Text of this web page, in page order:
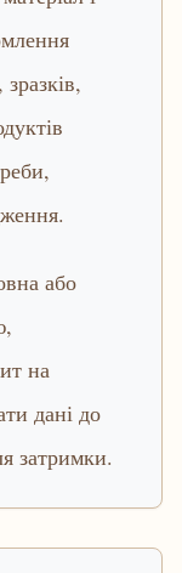
або
на
дані до
затримки.